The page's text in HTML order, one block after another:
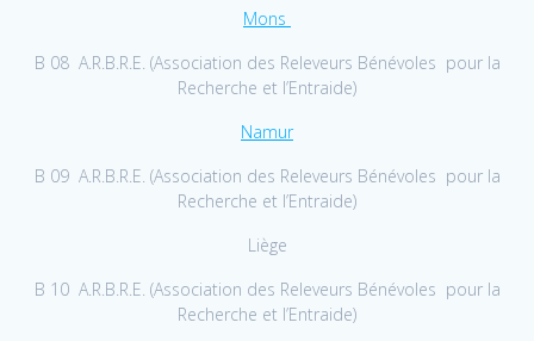
Mons
B 08 A.R.B.R.E. (Association des Releveurs Bénévoles pour la
Recherche et l’Entraide)
Namur
B 09 A.R.B.R.E. (Association des Releveurs Bénévoles pour la
Recherche et l’Entraide)
Liège
B 10 A.R.B.R.E. (Association des Releveurs Bénévoles pour la
Recherche et l’Entraide)